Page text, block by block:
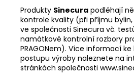
Produkty Sinecura podléhají
kontrole kvality (při příjmu
ve společnosti Sinecura vč.
namátkové kontrolní rozbory
PRAGONem). Více informací
postupu výroby naleznete na
stránkách společnosti